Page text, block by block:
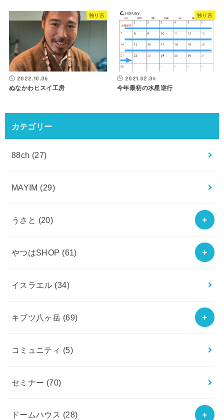
独り言
2022.10.06
ぬなかわヒスイ工房
独り言
2021.02.04
今年最初の水星逆行
カテゴリー
88ch (27)
MAYIM (29)
うさと (20)
やつはSHOP (61)
イスラエル (34)
キブツ八ヶ岳 (69)
コミュニティ (5)
セミナー (70)
ドームハウス (28)